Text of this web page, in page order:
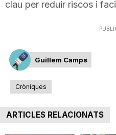
clau per reduir riscos i
Guillem Camps
Cròniques
ARTICLES RELACIONATS